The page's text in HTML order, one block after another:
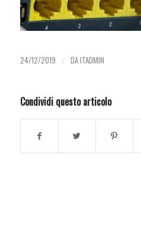
24/12/2019 / DAITADMIN
Condividi questo articolo